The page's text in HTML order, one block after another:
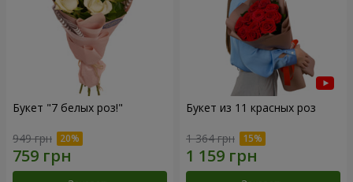
Букет "7 белых роз!"
949 грн
Букет из 11 красных роз
1 364 грн